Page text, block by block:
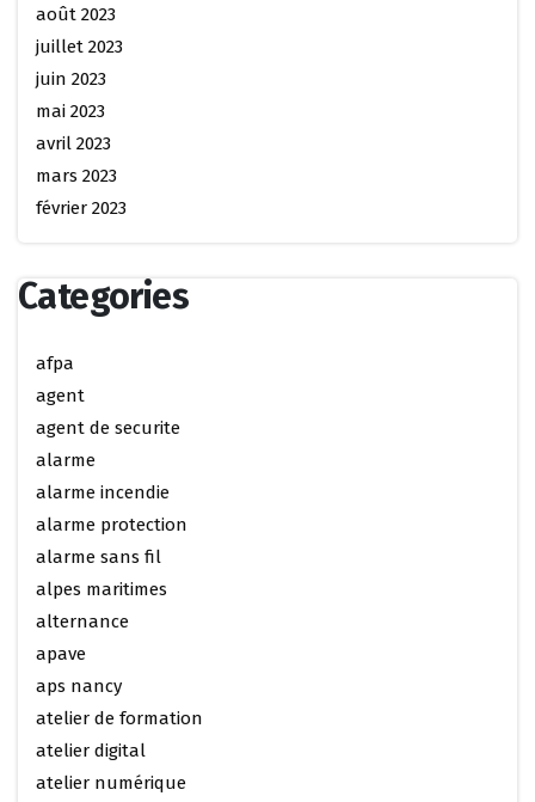
août 2023
juillet 2023
juin 2023
mai 2023
avril 2023
mars 2023
février 2023
Categories
afpa
agent
agent de securite
alarme
alarme incendie
alarme protection
alarme sans fil
alpes maritimes
alternance
apave
aps nancy
atelier de formation
atelier digital
atelier numérique